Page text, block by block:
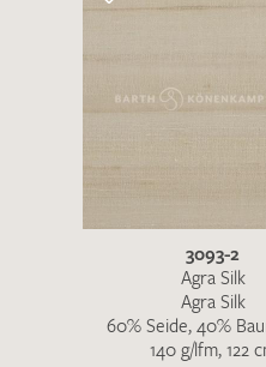
3093-2
Agra Silk
Agra Silk
60% Seide, 40%
140 g/lfm, 122